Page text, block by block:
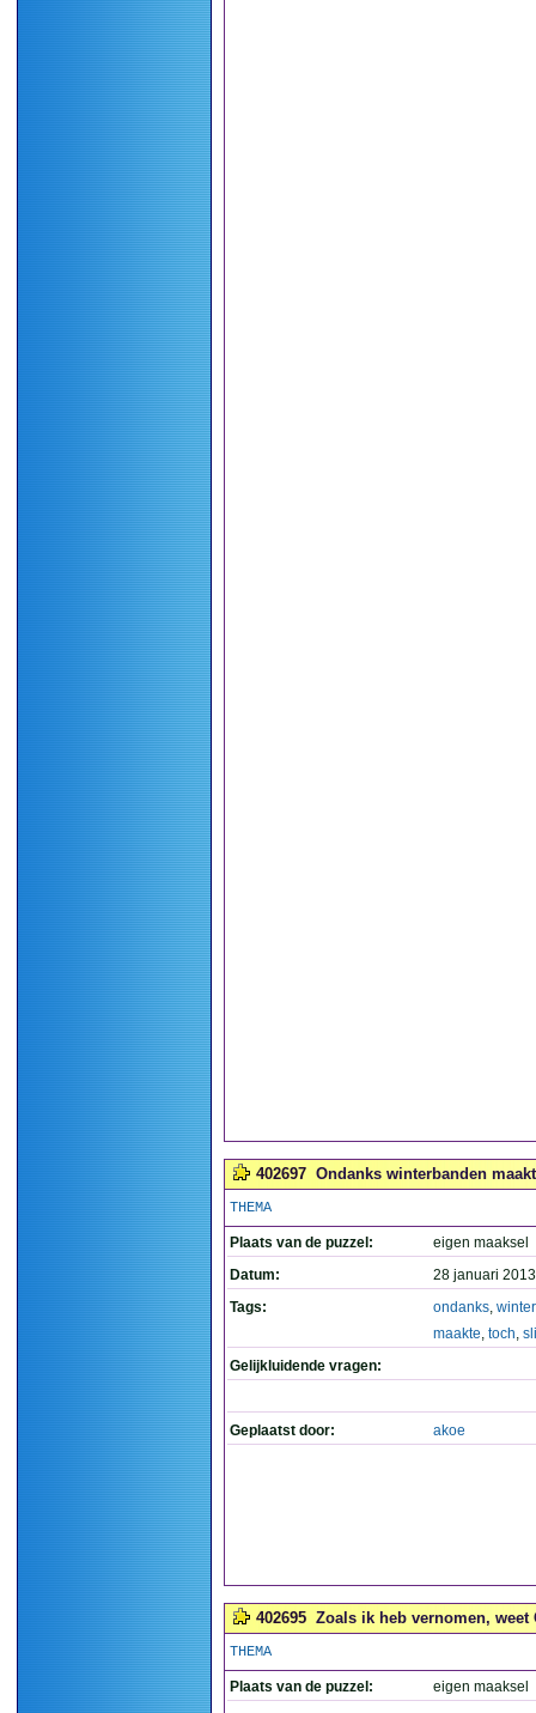
402697 Ondanks winterbanden
THEMA
Plaats van de puzzel:
eigen maaksel
Datum:
28 januari
Tags:
ondanks,
maakte, toch,
Gelijkluidende vragen:
Geplaatst door: akoe
402695 Zoals ik heb vernomen, weet
THEMA
Plaats van de puzzel:
eigen maaksel